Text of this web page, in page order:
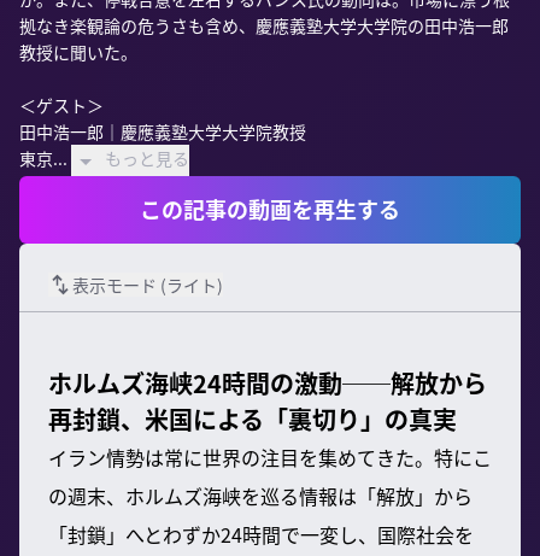
拠なき楽観論の危うさも含め、慶應義塾大学大学院の田中浩一郎
教授に聞いた。
＜ゲスト＞
田中浩一郎｜慶應義塾大学大学院教授
東京...
もっと見る
この記事の動画を再生する
表示モード (ライト)
ホルムズ海峡24時間の激動──解放から
再封鎖、米国による「裏切り」の真実
イラン情勢は常に世界の注目を集めてきた。特にこ
の週末、ホルムズ海峡を巡る情報は「解放」から
「封鎖」へとわずか24時間で一変し、国際社会を